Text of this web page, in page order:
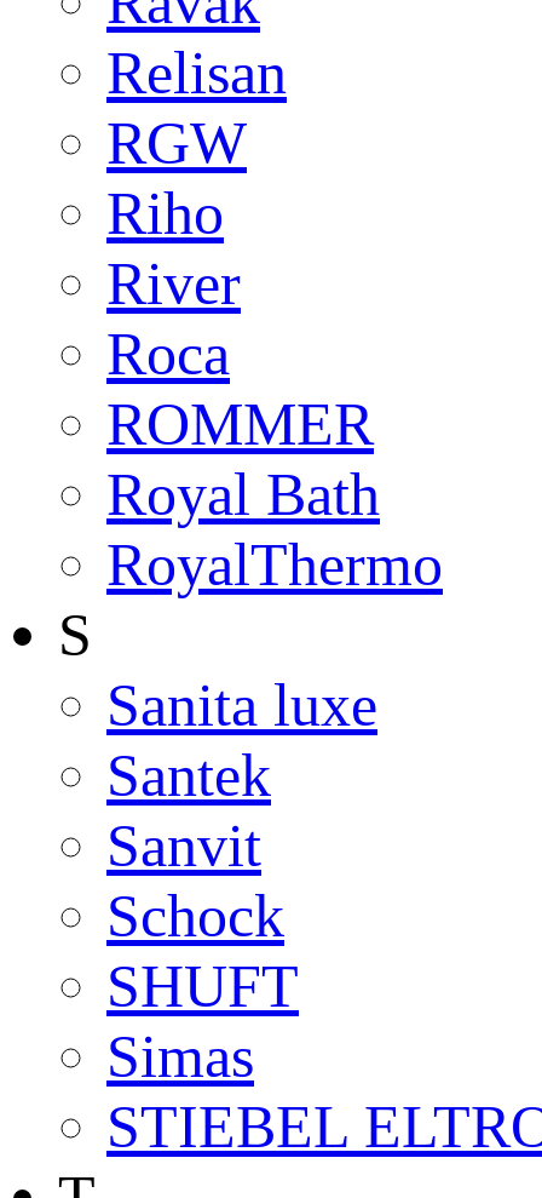
Relisan
RGW
Riho
River
Roca
ROMMER
Royal Bath
RoyalThermo
S
Sanita luxe
Santek
Sanvit
Schock
SHUFT
Simas
STIEBEL